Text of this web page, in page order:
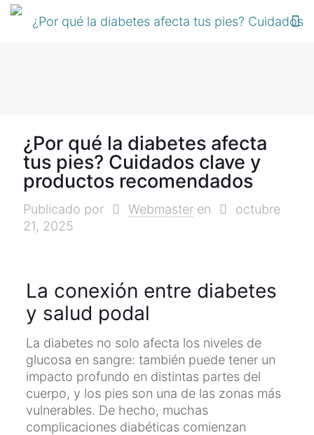
¿Por qué la diabetes afecta
tus pies? Cuidados clave y
productos recomendados
Publicado por Webmaster en
octubre
21, 2025
La conexión entre diabetes
y salud podal
La diabetes no solo afecta los niveles de
glucosa en sangre: también puede tener un
impacto profundo en distintas partes del
cuerpo, y los pies son una de las zonas más
vulnerables. De hecho, muchas
complicaciones diabéticas comienzan